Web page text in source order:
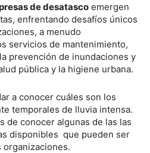
de desatasco emergen
enfrentando desafíos únicos
a menudo
servicios de mantenimiento,
prevención de inundaciones y
pública y la higiene urbana.
a conocer cuáles son los
temporales de lluvia intensa.
de conocer algunas de las las
disponibles que pueden ser
organizaciones.